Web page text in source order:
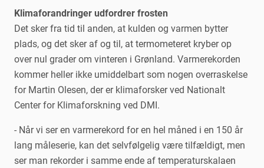
Klimaforandringer udfordrer frosten
Det sker fra tid til anden, at kulden og varmen bytter
plads, og det sker af og til, at termometeret kryber op
over nul grader om vinteren i Grønland. Varmerekorden
kommer heller ikke umiddelbart som nogen overraskelse
for Martin Olesen, der er klimaforsker ved Nationalt
Center for Klimaforskning ved DMI.
- Når vi ser en varmerekord for en hel måned i en 150 år
lang måleserie, kan det selvfølgelig være tilfældigt, men
ser man rekorder i samme ende af temperaturskalaen